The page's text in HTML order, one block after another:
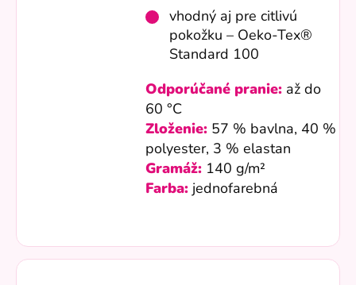
vhodný aj pre citlivú
pokožku – Oeko-Tex®
Standard 100
Odporúčané pranie: až do
60 °C
Zloženie: 57 % bavlna, 40 %
polyester, 3 % elastan
Gramáž: 140 g/m²
Farba: jednofarebná